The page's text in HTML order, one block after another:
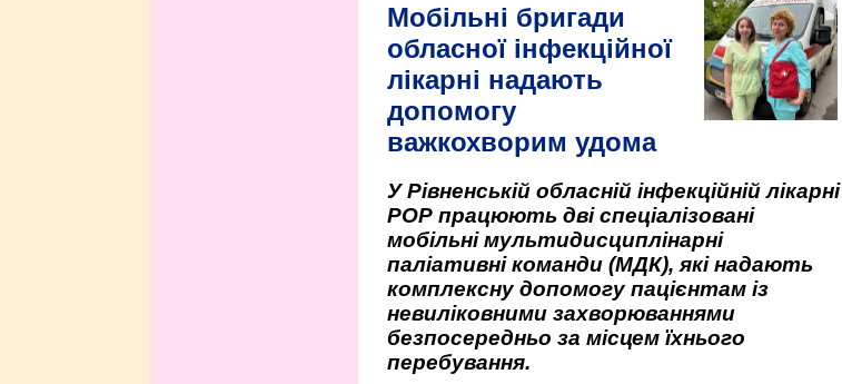
Мобільні бригади
обласної інфекційної
лікарні надають
допомогу
важкохворим удома
У Рівненській обласній інфекційній лікарні
РОР працюють дві спеціалізовані
мобільні мультидисциплінарні
паліативні команди (МДК), які надають
комплексну допомогу пацієнтам із
невиліковними захворюваннями
безпосередньо за місцем їхнього
перебування.